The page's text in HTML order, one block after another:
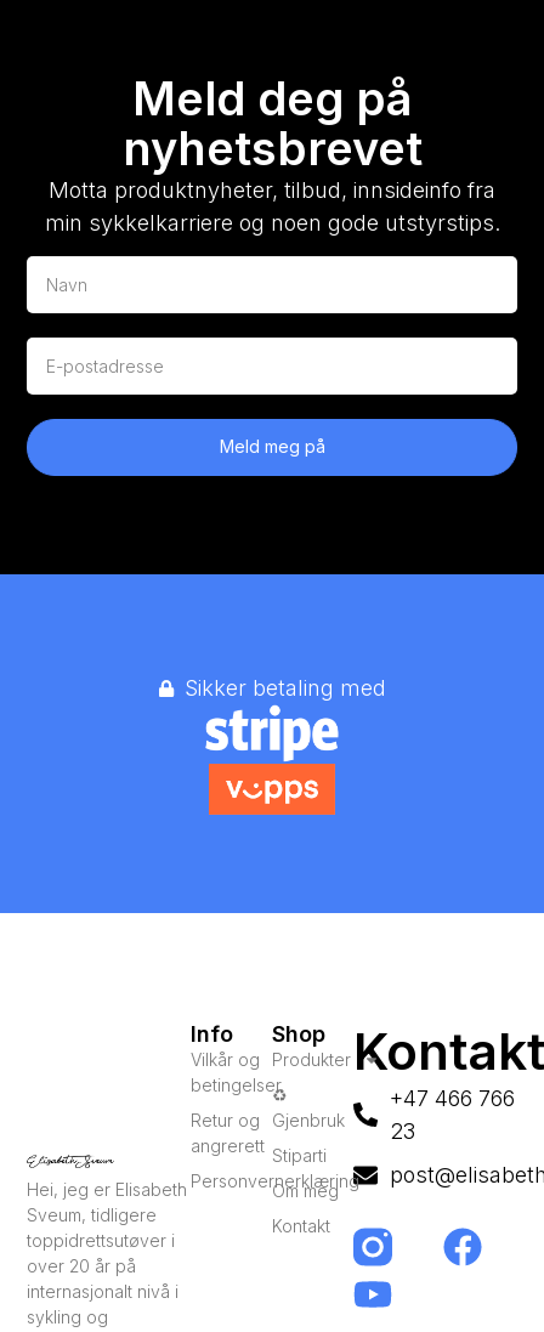
Meld deg på
nyhetsbrevet
Motta produktnyheter, tilbud, innsideinfo fra
min sykkelkarriere og noen gode utstyrstips.
Meld meg på
Sikker betaling med
Hei, jeg er Elisabeth
Sveum, tidligere
toppidrettsutøver i
over 20 år på
internasjonalt nivå i
sykling og
Shop
Produkter
♻️
Gjenbruk
Stiparti
Om meg
Kontakt
Info
Vilkår og
betingelser
Retur og
angrerett
Personvernerklæring
+47 466 766
23